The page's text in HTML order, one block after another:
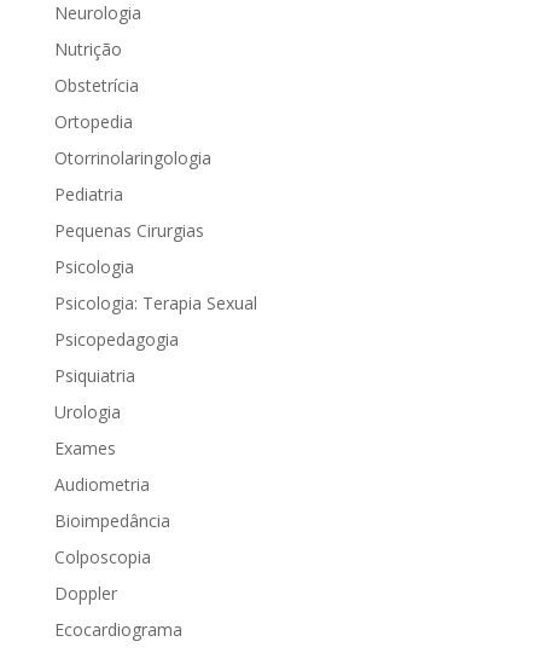
Neurologia
Nutrição
Obstetrícia
Ortopedia
Otorrinolaringologia
Pediatria
Pequenas Cirurgias
Psicologia
Psicologia: Terapia Sexual
Psicopedagogia
Psiquiatria
Urologia
Exames
Audiometria
Bioimpedância
Colposcopia
Doppler
Ecocardiograma